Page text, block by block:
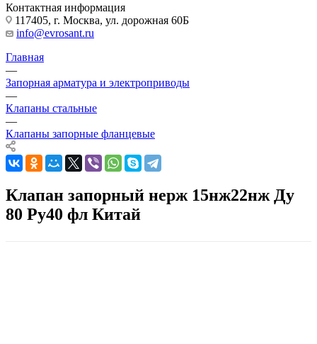
Контактная информация
117405, г. Москва, ул. дорожная 60Б
info@evrosant.ru
Главная
—
Запорная арматура и электроприводы
—
Клапаны стальные
—
Клапаны запорные фланцевые
Клапан запорный нерж 15нж22нж Ду
80 Ру40 фл Китай